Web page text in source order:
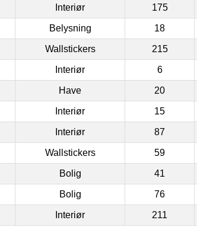
Interiør 175
Belysning 18
Wallstickers 215
Interiør 6
Have 20
Interiør 15
Interiør 87
Wallstickers 59
Bolig 41
Bolig 76
Interiør 211